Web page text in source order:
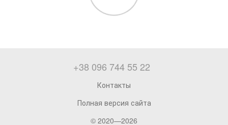
+38 096 744 55 22
Контакты
Полная версия сайта
© 2020—2026